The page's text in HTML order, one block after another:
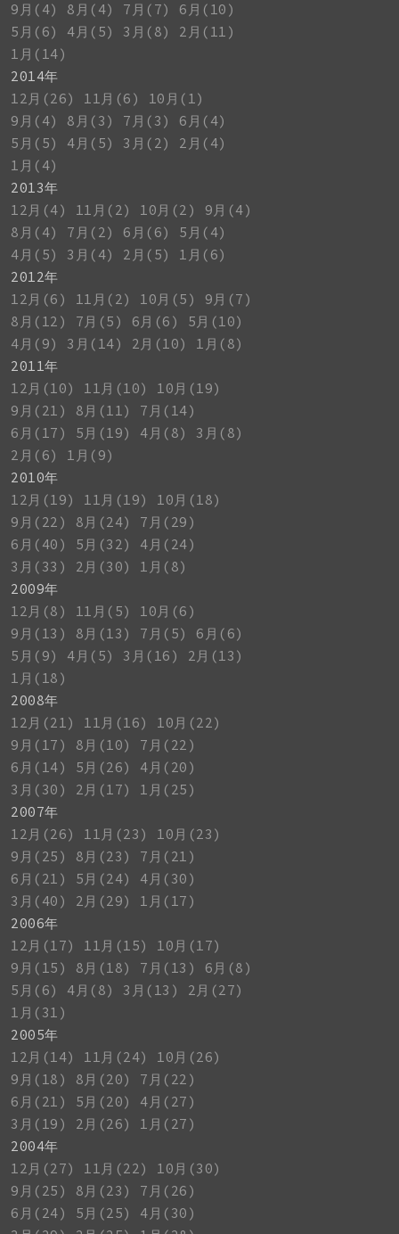
9月(4)
8月(4) 7月(7)
6月(10)
5月(6)
4月(5) 3月(8)
2月(11)
1月(14)
2014年
12月(26)
11月(6)
10月(1)
9月(4)
8月(3) 7月(3)
6月(4)
5月(5)
4月(5) 3月(2)
2月(4)
1月(4)
2013年
12月(4)
11月(2) 10月(2)
9月(4)
8月(4)
7月(2) 6月(6)
5月(4)
4月(5)
3月(4) 2月(5)
1月(6)
2012年
12月(6)
11月(2) 10月(5)
9月(7)
8月(12)
7月(5) 6月(6)
5月(10)
4月(9)
3月(14) 2月(10)
1月(8)
2011年
12月(10)
11月(10)
10月(19)
9月(21)
8月(11)
7月(14)
6月(17)
5月(19) 4月(8)
3月(8)
2月(6)
1月(9)
2010年
12月(19)
11月(19)
10月(18)
9月(22)
8月(24)
7月(29)
6月(40)
5月(32)
4月(24)
3月(33)
2月(30)
1月(8)
2009年
12月(8)
11月(5)
10月(6)
9月(13)
8月(13) 7月(5)
6月(6)
5月(9)
4月(5) 3月(16)
2月(13)
1月(18)
2008年
12月(21)
11月(16)
10月(22)
9月(17)
8月(10)
7月(22)
6月(14)
5月(26)
4月(20)
3月(30)
2月(17)
1月(25)
2007年
12月(26)
11月(23)
10月(23)
9月(25)
8月(23)
7月(21)
6月(21)
5月(24)
4月(30)
3月(40)
2月(29)
1月(17)
2006年
12月(17)
11月(15)
10月(17)
9月(15)
8月(18) 7月(13)
6月(8)
5月(6)
4月(8) 3月(13)
2月(27)
1月(31)
2005年
12月(14)
11月(24)
10月(26)
9月(18)
8月(20)
7月(22)
6月(21)
5月(20)
4月(27)
3月(19)
2月(26)
1月(27)
2004年
12月(27)
11月(22)
10月(30)
9月(25)
8月(23)
7月(26)
6月(24)
5月(25)
4月(30)